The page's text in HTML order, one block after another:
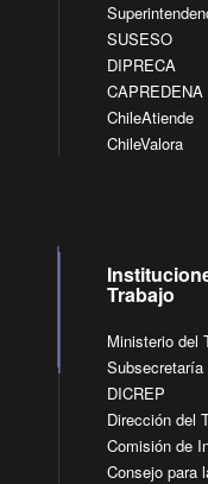
SUSESO
DIPRECA
CAPREDENA
ChileAtiende
ChileValora
Trabajo
Ministerio del
Subsecretaría
DICREP
Dirección del
Comisión de
Consejo para